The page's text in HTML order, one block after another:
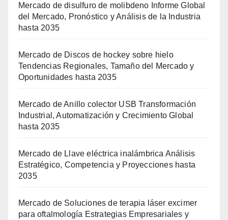
Mercado de disulfuro de molibdeno Informe Global
del Mercado, Pronóstico y Análisis de la Industria
hasta 2035
Mercado de Discos de hockey sobre hielo
Tendencias Regionales, Tamaño del Mercado y
Oportunidades hasta 2035
Mercado de Anillo colector USB Transformación
Industrial, Automatización y Crecimiento Global
hasta 2035
Mercado de Llave eléctrica inalámbrica Análisis
Estratégico, Competencia y Proyecciones hasta
2035
Mercado de Soluciones de terapia láser excimer
para oftalmología Estrategias Empresariales y